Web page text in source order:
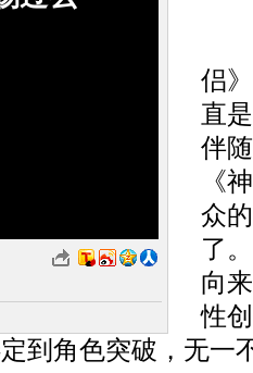
侣
直
伴
《
众
了
向
性
到角色突破，无一